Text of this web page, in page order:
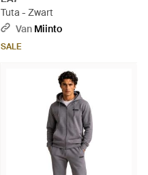
Tuta - Zwart
Van Miinto
SALE